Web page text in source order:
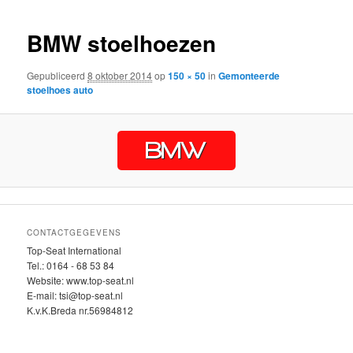
BMW stoelhoezen
Gepubliceerd8 oktober 2014op150 × 50inGemonteerde
stoelhoes auto
CONTACTGEGEVENS
Top-Seat International
Tel.: 0164 - 68 53 84
Website: www.top-seat.nl
E-mail: tsi@top-seat.nl
K.v.K.Breda nr.56984812